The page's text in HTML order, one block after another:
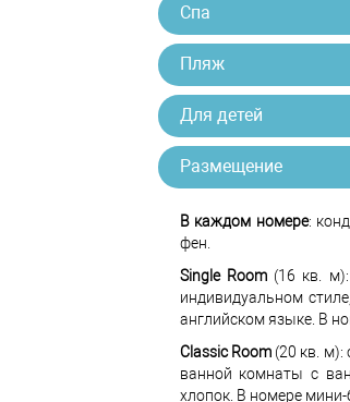
Спа
Пляж
Для детей
Размещение
В каждом номере:
фен.
Single Room(16 кв. м):
индивидуальном
английском языке. В
Classic Room(20 кв. м):
ванной комнаты с
хлопок. В номере мини-